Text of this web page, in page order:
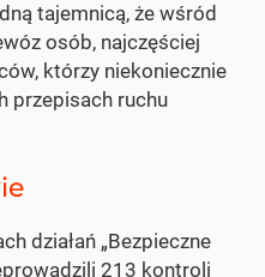
tajemnicą, że wśród
osób, najczęściej
którzy niekoniecznie
przepisach ruchu
działań „Bezpieczne
213 kontroli